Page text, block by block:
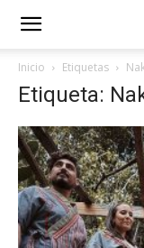
Inicio Etiquetas
Etiqueta: